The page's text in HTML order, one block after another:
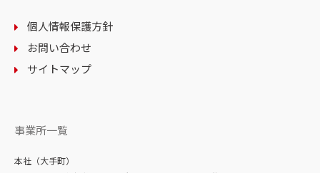
個人情報保護方針
お問い合わせ
サイトマップ
事業所一覧
本社（大手町）